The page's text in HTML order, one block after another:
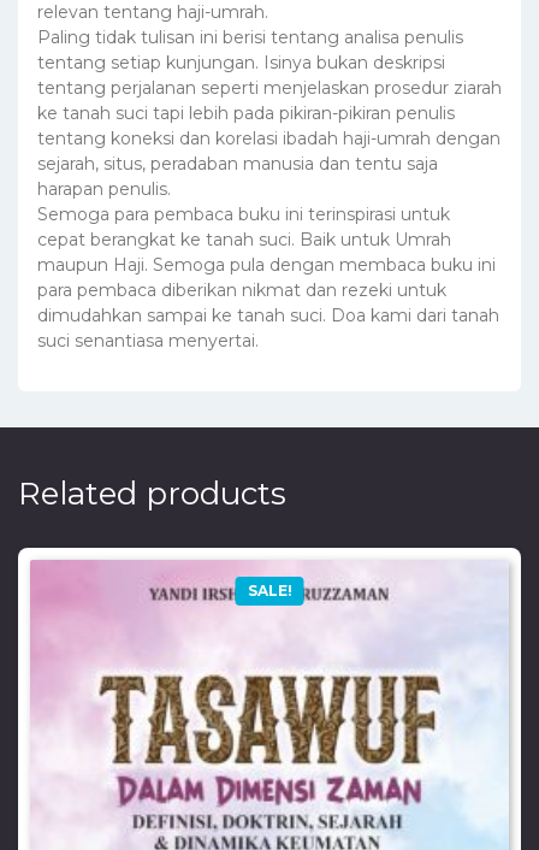
relevan tentang haji-umrah.
Paling tidak tulisan ini berisi tentang analisa penulis
tentang setiap kunjungan. Isinya bukan deskripsi
tentang perjalanan seperti menjelaskan prosedur ziarah
ke tanah suci tapi lebih pada pikiran-pikiran penulis
tentang koneksi dan korelasi ibadah haji-umrah dengan
sejarah, situs, peradaban manusia dan tentu saja
harapan penulis.
Semoga para pembaca buku ini terinspirasi untuk
cepat berangkat ke tanah suci. Baik untuk Umrah
maupun Haji. Semoga pula dengan membaca buku ini
para pembaca diberikan nikmat dan rezeki untuk
dimudahkan sampai ke tanah suci. Doa kami dari tanah
suci senantiasa menyertai.
Related products
SALE!